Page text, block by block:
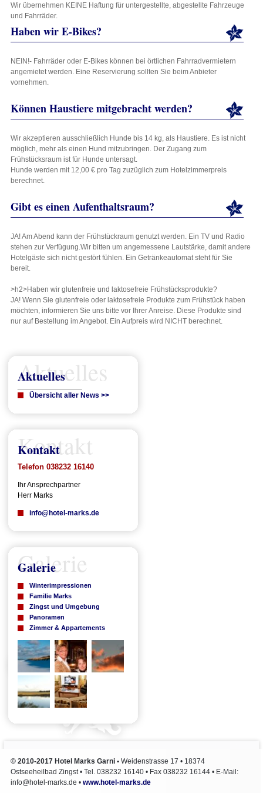
Wir übernehmen KEINE Haftung für untergestellte, abgestellte Fahrzeuge
und Fahrräder.
Haben wir E-Bikes?
NEIN!- Fahrräder oder E-Bikes können bei örtlichen Fahrradvermietern
angemietet werden. Eine Reservierung sollten Sie beim Anbieter
vornehmen.
Können Haustiere mitgebracht werden?
Wir akzeptieren ausschließlich Hunde bis 14 kg, als Haustiere. Es ist nicht
möglich, mehr als einen Hund mitzubringen. Der Zugang zum
Frühstücksraum ist für Hunde untersagt.
Hunde werden mit 12,00 € pro Tag zuzüglich zum Hotelzimmerpreis
berechnet.
Gibt es einen Aufenthaltsraum?
JA! Am Abend kann der Frühstückraum genutzt werden. Ein TV und Radio
stehen zur Verfügung.Wir bitten um angemessene Lautstärke, damit andere
Hotelgäste sich nicht gestört fühlen. Ein Getränkeautomat steht für Sie
bereit.
>h2>Haben wir glutenfreie und laktosefreie Frühstücksprodukte?
JA! Wenn Sie glutenfreie oder laktosefreie Produkte zum Frühstück haben
möchten, informieren Sie uns bitte vor Ihrer Anreise. Diese Produkte sind
nur auf Bestellung im Angebot. Ein Aufpreis wird NICHT berechnet.
Aktuelles
Aktuelles
Übersicht aller News >>
Kontakt
Kontakt
Telefon 038232 16140
Ihr Ansprechpartner
Herr Marks
info@hotel-marks.de
Galerie
Galerie
Winterimpressionen
Familie Marks
Zingst und Umgebung
Panoramen
Zimmer & Appartements
© 2010-2017 Hotel Marks Garni • Weidenstrasse 17 • 18374
Ostseeheilbad Zingst • Tel. 038232 16140 • Fax 038232 16144 • E-Mail:
info@hotel-marks.de • www.hotel-marks.de